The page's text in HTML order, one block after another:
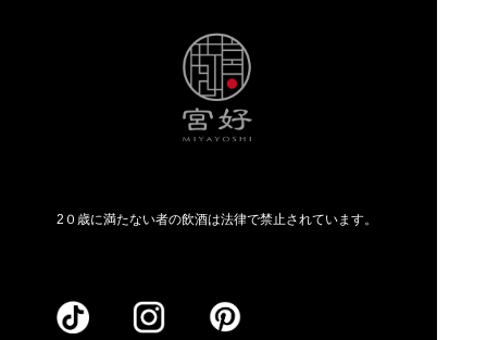
2０歳に満たない者の飲酒は法律で禁止されています。